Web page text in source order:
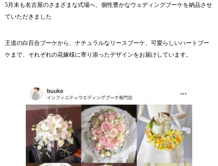
5月末も名古屋のさまざまな式場へ、個性豊かなウェディングブーケを納品させ
ていただきました
王道の白百合ブーケから、ナチュラルなリースブーケ、可愛らしいハートブー
ケまで、それぞれの花嫁様に寄り添ったデザインをお届けしています。